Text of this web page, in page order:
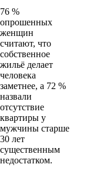
76 %
опрошенных
женщин
считают, что
собственное
жильё делает
человека
заметнее, а 72 %
назвали
отсутствие
квартиры у
мужчины старше
30 лет
существенным
недостатком.